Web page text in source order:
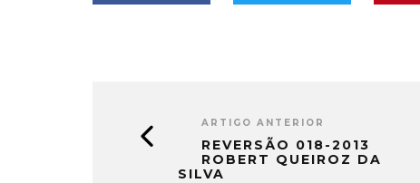
ARTIGO ANTERIOR
REVERSÃO 018-2013
ROBERT QUEIROZ DA
SILVA